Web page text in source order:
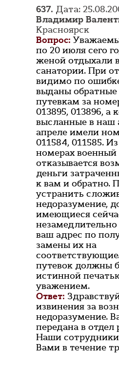
637. Дата:
Владимир
Красноярск
Вопрос:
по 20 июля сего
женой отдыхали
санатории. При
видимо по
выданы
путевкам за
013895, 013896, а
высланные в наш
апреле имели
011584, 011585.
номерах
отказывается
деньги
к вам и обратно.
устранить
недоразумение,
имеющиеся
ваш адрес по
замены их на
путевок должны
истинной
уважением.
Ответ:
извинения за
недоразумение.
передана в
Наши сотрудники
Вами в течение